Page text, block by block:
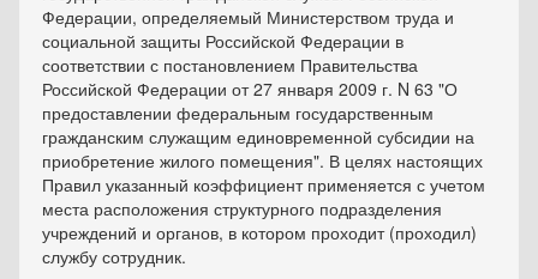
Федерации, определяемый Министерством труда и
социальной защиты Российской Федерации в
соответствии с постановлением Правительства
Российской Федерации от 27 января 2009 г. N 63 "О
предоставлении федеральным государственным
гражданским служащим единовременной субсидии на
приобретение жилого помещения". В целях настоящих
Правил указанный коэффициент применяется с учетом
места расположения структурного подразделения
учреждений и органов, в котором проходит (проходил)
службу сотрудник.